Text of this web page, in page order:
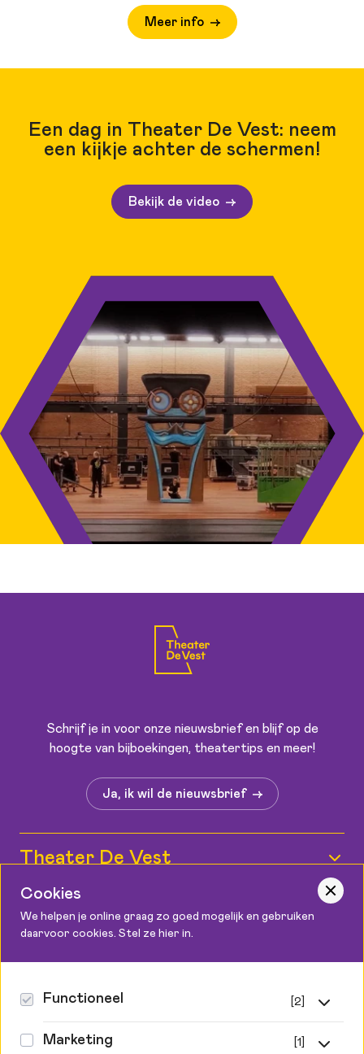
Meer info
Een dag in Theater De Vest: neem
een kijkje achter de schermen!
Bekijk de video
Schrijf je in voor onze nieuwsbrief en blijf op de
hoogte van bijboekingen, theatertips en meer!
Ja, ik wil de nieuwsbrief
Theater De Vest
Wie zijn wij?
Medewerkers
Podium Cadeaukaart
Steun ons
Informatie
Zaalplattegronden
Toegankelijkheid
Theater De Vest
info@theaterdevest.nl
Privacy & cookies
Cookies
We helpen je online graag zo goed mogelijk en gebruiken
daarvoor cookies. Stel ze hier in.
Functioneel [2]
Marketing [1]